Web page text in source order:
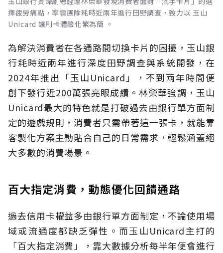
擇疲勞痛點，率領團隊耗時近兩年進行田野調查，致力以 玉山
Unicard 讓刷卡體驗化繁為簡 。
為解決消費者在各通路間切換卡片的困擾，玉山銀
行耗時近兩年進行深度田野調查與系統開發，在
2024年推出「玉山Unicard」，不到兩年時間便
創下發行近200萬張亮眼成績。林榮華強調，玉山
Unicard最大的特色就是打破過去由銀行單方面制
定的遊戲規則，消費者只需帶著這一張卡，就能靠
客製化方案主動貼合自己的日常需求，輕鬆涵蓋絕
大多數的消費場景。
百大指定消費，動態優化回饋通路
過去信用卡權益多由銀行單方面制定，不論使用場
域或流通度都缺乏彈性。而玉山Unicard主打的
「百大指定消費」，靠大數據分析每半年便會進行